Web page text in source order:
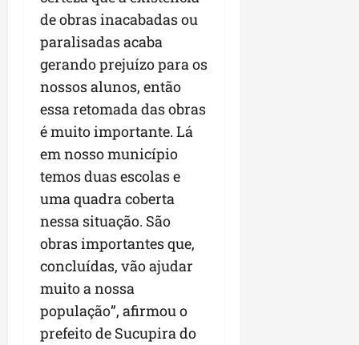
de obras inacabadas ou
paralisadas acaba
gerando prejuízo para os
nossos alunos, então
essa retomada das obras
é muito importante. Lá
em nosso município
temos duas escolas e
uma quadra coberta
nessa situação. São
obras importantes que,
concluídas, vão ajudar
muito a nossa
população”, afirmou o
prefeito de Sucupira do